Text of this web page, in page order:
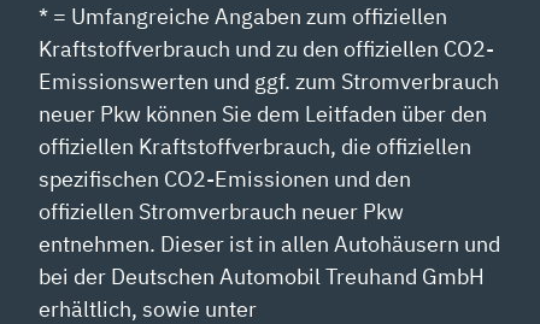
* = Umfangreiche Angaben zum offiziellen
Kraftstoffverbrauch und zu den offiziellen CO2-
Emissionswerten und ggf. zum Stromverbrauch
neuer Pkw können Sie dem Leitfaden über den
offiziellen Kraftstoffverbrauch, die offiziellen
spezifischen CO2-Emissionen und den
offiziellen Stromverbrauch neuer Pkw
entnehmen. Dieser ist in allen Autohäusern und
bei der Deutschen Automobil Treuhand GmbH
erhältlich, sowie unter